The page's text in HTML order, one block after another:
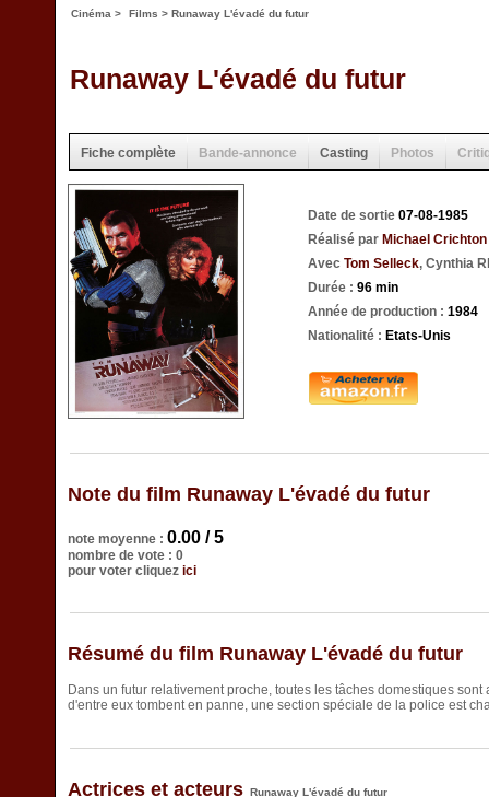
Cinéma > Films > Runaway L'évadé du futur
Runaway L'évadé du futur
Fiche complète Bande-annonce Casting Photos
Date de sortie 07-08-1985
Réalisé par Michael Crichton
Avec Tom Selleck, Cynthia
Durée : 96 min
Année de production : 1984
Nationalité : Etats-Unis
Note du film Runaway L'évadé du futur
note moyenne : 0.00 / 5
nombre de vote : 0
pour voter cliquez ici
Résumé du film Runaway L'évadé du futur
Dans un futur relativement proche, toutes les tâches domestiques
d'entre eux tombent en panne, une section spéciale de la police est
Actrices et acteurs Runaway L'évadé du futur